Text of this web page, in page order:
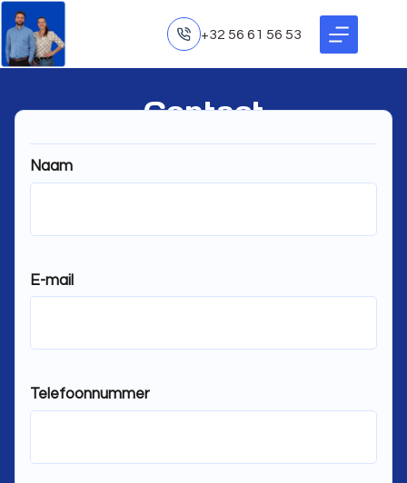
+32 56 61 56 53
Contact
info@commanditaire-vennootschap.be
Naam
E-mail
Telefoonnummer